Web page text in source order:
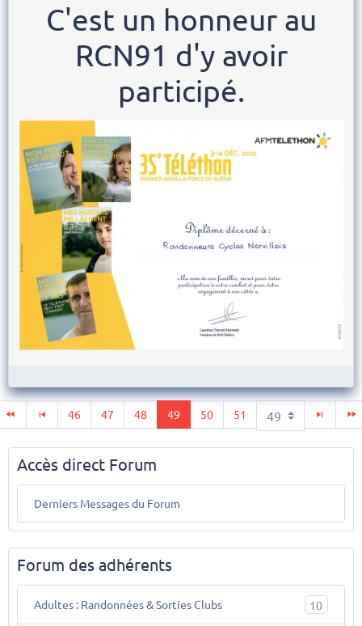
C'est un honneur au
RCN91 d'y avoir
participé.
46 47 48 49 50 51
Accès direct Forum
Derniers Messages du Forum
Forum des adhérents
Adultes : Randonnées & Sorties Clubs 10